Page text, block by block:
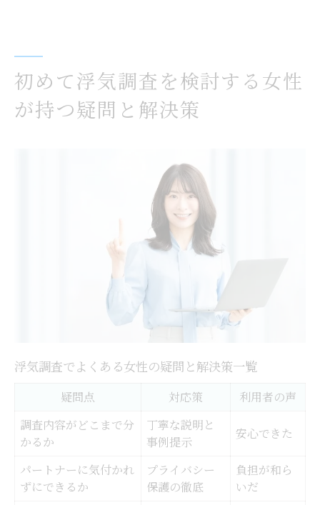
初めて浮気調査を検討する女性
が持つ疑問と解決策
浮気調査でよくある女性の疑問と解決策一覧
疑問点 対応策
利用者の声
調査内容がどこまで分
かるか
丁寧な説明と
事例提示
安心できた
パートナーに気付かれ
ずにできるか
プライバシー
保護の徹底
負担が和ら
いだ